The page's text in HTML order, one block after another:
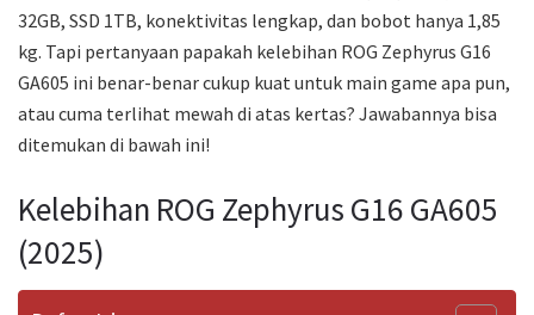
32GB, SSD 1TB, konektivitas lengkap, dan bobot hanya 1,85
kg. Tapi pertanyaan papakah kelebihan ROG Zephyrus G16
GA605 ini benar-benar cukup kuat untuk main game apa pun,
atau cuma terlihat mewah di atas kertas? Jawabannya bisa
ditemukan di bawah ini!
Kelebihan ROG Zephyrus G16 GA605
(2025)